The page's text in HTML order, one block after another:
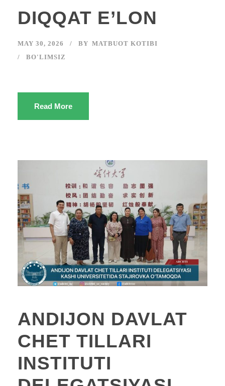
DIQQAT E’LON
MAY 30, 2026 BY MATBUOT KOTIBI
BO'LIMSIZ
Read More
ANDIJON DAVLAT
CHET TILLARI
INSTITUTI